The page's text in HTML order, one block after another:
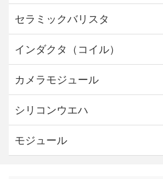
セラミックバリスタ
インダクタ（コイル）
カメラモジュール
シリコンウエハ
モジュール